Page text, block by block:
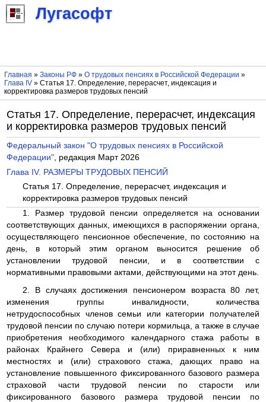
Лугасофт
Главная » Законы РФ» О трудовых пенсиях в Российской Федерации »
Глава IV» Статья 17. Определение, перерасчет, индексация и
корректировка размеров трудовых пенсий
Статья 17. Определение, перерасчет, индексация
и корректировка размеров трудовых пенсий
Федеральный закон "О трудовых пенсиях в Российской
Федерации", редакция Март 2026
Глава IV. РАЗМЕРЫ ТРУДОВЫХ ПЕНСИЙ
Статья 17. Определение, перерасчет, индексация и
корректировка размеров трудовых пенсий
1. Размер трудовой пенсии определяется на основании
соответствующих данных, имеющихся в распоряжении органа,
осуществляющего пенсионное обеспечение, по состоянию на
день, в который этим органом выносится решение об
установлении трудовой пенсии, и в соответствии с
нормативными правовыми актами, действующими на этот день.
2. В случаях достижения пенсионером возраста 80 лет,
изменения группы инвалидности, количества
нетрудоспособных членов семьи или категории получателей
трудовой пенсии по случаю потери кормильца, а также в случае
приобретения необходимого календарного стажа работы в
районах Крайнего Севера и (или) приравненных к ним
местностях и (или) страхового стажа, дающих право на
установление повышенного фиксированного базового размера
страховой части трудовой пенсии по старости или
фиксированного базового размера трудовой пенсии по